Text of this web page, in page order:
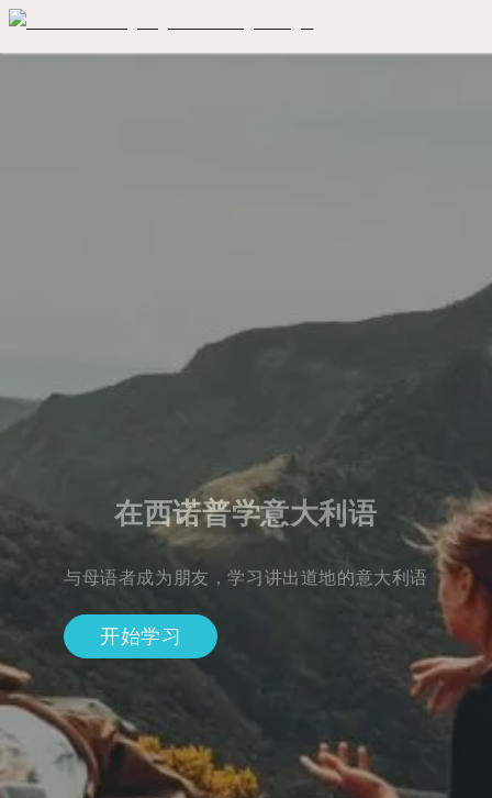
在西诺普学意大利语
与母语者成为朋友，学习讲出道地的意大利语
开始学习